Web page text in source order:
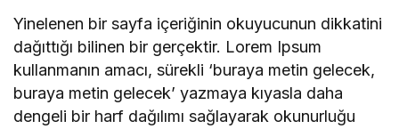
Yinelenen bir sayfa içeriğinin okuyucunun dikkatini
dağıttığı bilinen bir gerçektir. Lorem Ipsum
kullanmanın amacı, sürekli ‘buraya metin gelecek,
buraya metin gelecek’ yazmaya kıyasla daha
dengeli bir harf dağılımı sağlayarak okunurluğu